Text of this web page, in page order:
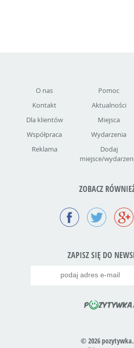
O nas
Kontakt
Dla klientów
Współpraca
Reklama
Pomoc
Aktualności
Miejsca
Wydarzenia
Dodaj
miejsce/
ZOBACZ
ZAPISZ SIĘ DO
© 2026